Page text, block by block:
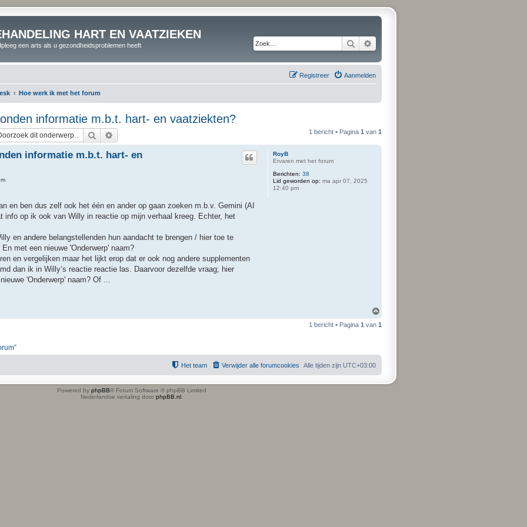
HART EN VAATZIEKEN
een arts als u gezondheidsproblemen heeft Zoek
Aanmelden
Registreer
Hoe werk ik met het forum
informatie m.b.t. hart- en vaatziekten?
Zoek 1 bericht • Pagina 1 van 1
RoyB
Ervaren met het forum
Berichten: 38
Lid geworden op: ma apr 07, 2025
12:40 pm
informatie m.b.t. hart- en
en ben dus zelf ook het één en ander op gaan zoeken m.b.v. Gemini (AI
info op ik ook van Willy in reactie op mijn verhaal kreeg. Echter, het
en andere belangstellenden hun aandacht te brengen / hier toe te
met een nieuwe 'Onderwerp' naam?
en vergelijken maar het lijkt erop dat er ook nog andere supplementen
dan ik in Willy’s reactie reactie las. Daarvoor dezelfde vraag; hier
'Onderwerp' naam? Of ...
h
1 bericht • Pagina 1 van 1
Alle tijden zijn UTC+03:00
Verwijder alle forumcookies
Het team
Powered by phpBB® Forum Software © phpBB Limited
Nederlandse vertaling door phpBB.nl